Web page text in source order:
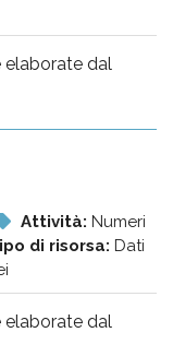
elaborate dal
Attività: Numeri
di risorsa: Dati
elaborate dal